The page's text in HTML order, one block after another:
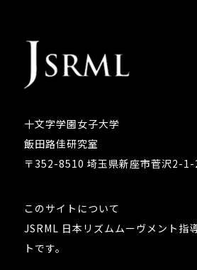
十文字学園女子大学
飯田路佳研究室
〒352-8510 埼玉県新座市菅沢2-1-
このサイトについて
JSRML 日本リズムムーヴメント指
トです。